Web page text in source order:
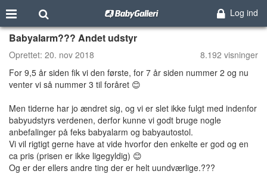
Log ind
Babyalarm??? Andet udstyr
Oprettet: 20. nov 2018
8.192 visninger
For 9,5 år siden fik vi den første, for 7 år siden nummer 2 og nu
venter vi så nummer 3 til foråret 😊
Men tiderne har jo ændret sig, og vi er slet ikke fulgt med indenfor
babyudstyrs verdenen, derfor kunne vi godt bruge nogle
anbefalinger på feks babyalarm og babyautostol.
Vi vil rigtigt gerne have at vide hvorfor den enkelte er god og en
ca pris (prisen er ikke ligegyldig) 😊
Og er der ellers andre ting der er helt uundværlige.???